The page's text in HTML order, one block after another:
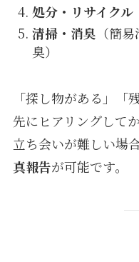
処分・リサイクル
清掃・消臭 （簡
臭）
「探し物がある」「
先にヒアリングして
立ち会いが難しい場
真報告が可能です。